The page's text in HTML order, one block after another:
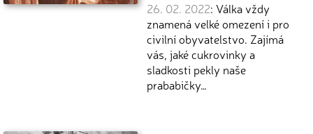
26. 02. 2022: Válka vždy
znamená velké omezení i pro
civilní obyvatelstvo. Zajímá
vás, jaké cukrovinky a
sladkosti pekly naše
prababičky…